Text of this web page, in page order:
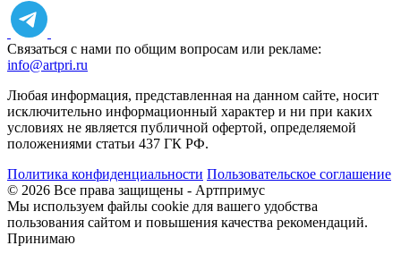
Связаться с нами по общим вопросам или рекламе:
info@artpri.ru
Любая информация, представленная на данном сайте, носит
исключительно информационный характер и ни при каких
условиях не является публичной офертой, определяемой
положениями статьи 437 ГК РФ.
Политика конфиденциальности Пользовательское соглашение
© 2026 Все права защищены - Артпримус
Мы используем файлы cookie для вашего удобства
пользования сайтом и повышения качества рекомендаций.
Принимаю